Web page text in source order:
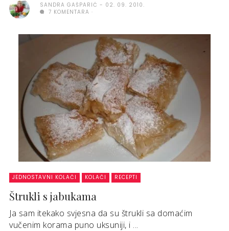
SANDRA GAŠPARIĆ
02. 09. 2010.
7 KOMENTARA
JEDNOSTAVNI KOLAČI KOLAČI RECEPTI
Štrukli s jabukama
Ja sam itekako svjesna da su štrukli sa domaćim
vučenim korama puno uksuniji, i ...